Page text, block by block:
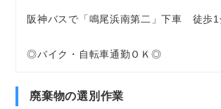
阪神バスで「鳴尾浜南第二」下車 徒歩1
◎バイク・自転車通勤ＯＫ◎
廃棄物の選別作業